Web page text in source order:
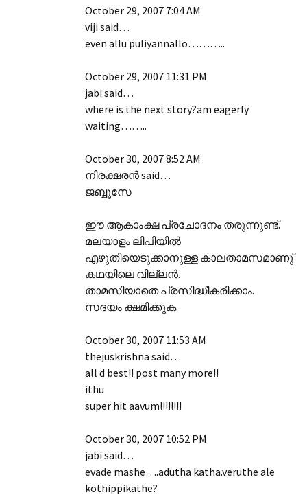
October 29, 2007 7:04 AM
viji said…
even allu puliyannallo………..
October 29, 2007 11:31 PM
jabi said…
where is the next story?am eagerly
waiting……..
October 30, 2007 8:52 AM
നിരക്ഷരന്‍ said…
ജബ്ബൂസേ
ഈ ആകാംക്ഷ പ്രചോദനം തരുന്നുണ്ട്.
മലയാളം ലിപിയില്‍
എഴുതിയെടുക്കാനുള്ള കാലതാമസമാണു്‌
കഥയിലെ വില്ലന്‍.
താമസിയാതെ പ്രസിദ്ധീകരിക്കാം.
സദയം ക്ഷമിക്കുക.
October 30, 2007 11:53 AM
thejuskrishna said…
all d best!! post many more!!
ithu
super hit aavum!!!!!!!!
October 30, 2007 10:52 PM
jabi said…
evade mashe….adutha katha.veruthe ale
kothippikathe?